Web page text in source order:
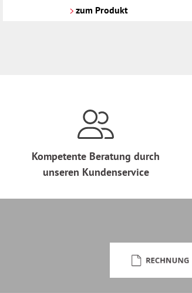
zum Produkt
Kompetente Beratung durch
unseren Kundenservice